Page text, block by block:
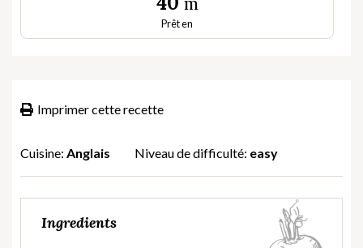
Prêt en
Imprimer cette recette
Cuisine: Anglais Niveau de difficulté: easy
Ingredients